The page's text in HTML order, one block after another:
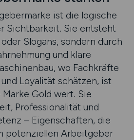
ist die logische
Sichtbarkeit. Sie entsteht
Slogans, sondern durch
und klare
wo Fachkräfte
Loyalität schätzen, ist
Gold wert. Sie
Professionalität und
– Eigenschaften, die
potenziellen Arbeitgeber